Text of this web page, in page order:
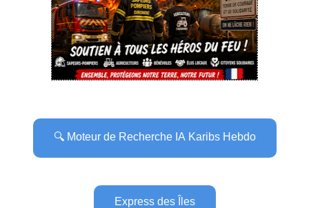
🔍 Moteur de Recherche IA Karibs Hebdo
Express des Îles